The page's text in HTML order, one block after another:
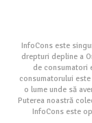
InfoCons este
drepturi depline a
de consumatori
consumatorului
o lume unde să
Puterea noastră
InfoCons este